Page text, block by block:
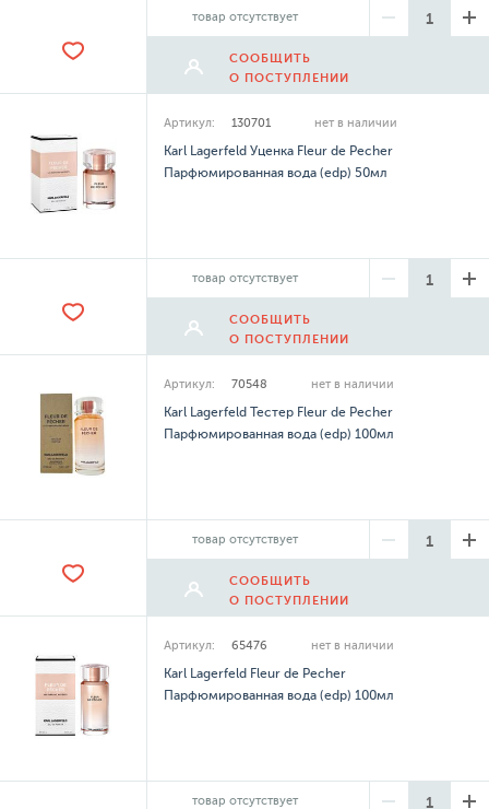
товар отсутствует
СООБЩИТЬ
О ПОСТУПЛЕНИИ
Артикул: 130701 нет в наличии
Karl Lagerfeld Уценка Fleur de Pecher
Парфюмированная вода (edp) 50мл
товар отсутствует
СООБЩИТЬ
О ПОСТУПЛЕНИИ
Артикул: 70548 нет в наличии
Karl Lagerfeld Тестер Fleur de Pecher
Парфюмированная вода (edp) 100мл
товар отсутствует
СООБЩИТЬ
О ПОСТУПЛЕНИИ
Артикул: 65476 нет в наличии
Karl Lagerfeld Fleur de Pecher
Парфюмированная вода (edp) 100мл
товар отсутствует